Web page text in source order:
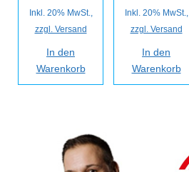
Inkl. 20% MwSt.,
zzgl. Versand
In den
Warenkorb
Inkl. 20% MwSt.,
zzgl. Versand
In den
Warenkorb